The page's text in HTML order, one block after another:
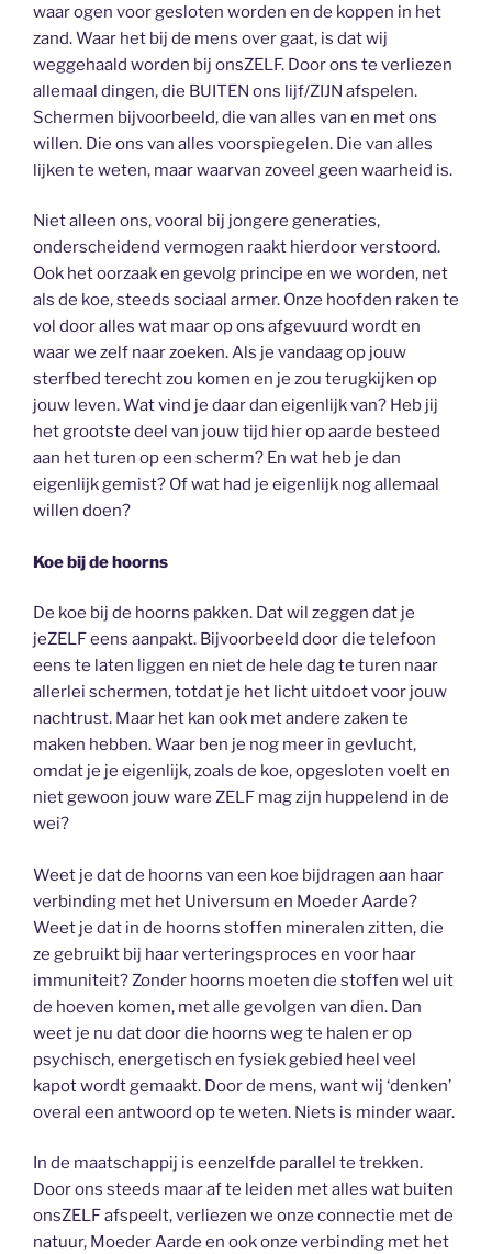
waar ogen voor gesloten worden en de koppen in het
zand. Waar het bij de mens over gaat, is dat wij
weggehaald worden bij onsZELF. Door ons te verliezen
allemaal dingen, die BUITEN ons lijf/ZIJN afspelen.
Schermen bijvoorbeeld, die van alles van en met ons
willen. Die ons van alles voorspiegelen. Die van alles
lijken te weten, maar waarvan zoveel geen waarheid is.
Niet alleen ons, vooral bij jongere generaties,
onderscheidend vermogen raakt hierdoor verstoord.
Ook het oorzaak en gevolg principe en we worden, net
als de koe, steeds sociaal armer. Onze hoofden raken te
vol door alles wat maar op ons afgevuurd wordt en
waar we zelf naar zoeken. Als je vandaag op jouw
sterfbed terecht zou komen en je zou terugkijken op
jouw leven. Wat vind je daar dan eigenlijk van? Heb jij
het grootste deel van jouw tijd hier op aarde besteed
aan het turen op een scherm? En wat heb je dan
eigenlijk gemist? Of wat had je eigenlijk nog allemaal
willen doen?
Koe bij de hoorns
De koe bij de hoorns pakken. Dat wil zeggen dat je
jeZELF eens aanpakt. Bijvoorbeeld door die telefoon
eens te laten liggen en niet de hele dag te turen naar
allerlei schermen, totdat je het licht uitdoet voor jouw
nachtrust. Maar het kan ook met andere zaken te
maken hebben. Waar ben je nog meer in gevlucht,
omdat je je eigenlijk, zoals de koe, opgesloten voelt en
niet gewoon jouw ware ZELF mag zijn huppelend in de
wei?
Weet je dat de hoorns van een koe bijdragen aan haar
verbinding met het Universum en Moeder Aarde?
Weet je dat in de hoorns stoffen mineralen zitten, die
ze gebruikt bij haar verteringsproces en voor haar
immuniteit? Zonder hoorns moeten die stoffen wel uit
de hoeven komen, met alle gevolgen van dien. Dan
weet je nu dat door die hoorns weg te halen er op
psychisch, energetisch en fysiek gebied heel veel
kapot wordt gemaakt. Door de mens, want wij ‘denken’
overal een antwoord op te weten. Niets is minder waar.
In de maatschappij is eenzelfde parallel te trekken.
Door ons steeds maar af te leiden met alles wat buiten
onsZELF afspeelt, verliezen we onze connectie met de
natuur, Moeder Aarde en ook onze verbinding met het